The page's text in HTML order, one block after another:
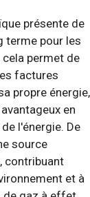
présente de
terme pour les
permet de
factures
propre énergie,
en
l'énergie. De
source
contribuant
et à